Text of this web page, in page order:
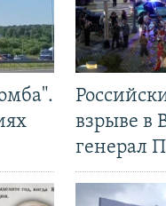
взрыве в
генерал